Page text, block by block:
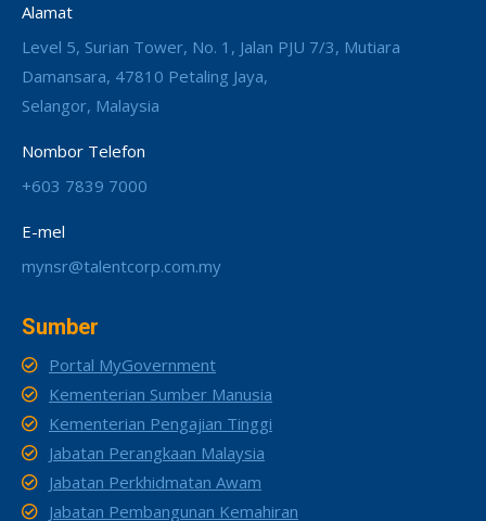
Alamat
Level 5, Surian Tower, No. 1, Jalan PJU 7/3, Mutiara
Damansara, 47810 Petaling Jaya,
Selangor, Malaysia
Nombor Telefon
+603 7839 7000
E-mel
mynsr@talentcorp.com.my
Sumber
Portal MyGovernment
Kementerian Sumber Manusia
Kementerian Pengajian Tinggi
Jabatan Perangkaan Malaysia
Jabatan Perkhidmatan Awam
Jabatan Pembangunan Kemahiran